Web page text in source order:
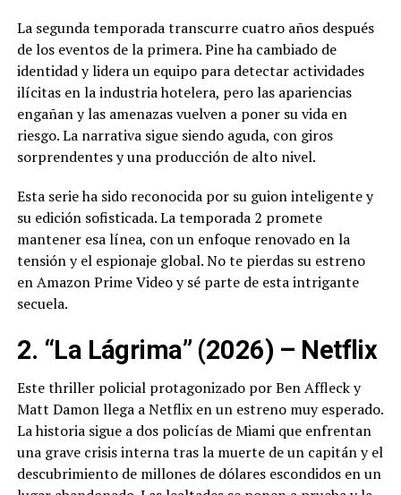
La segunda temporada transcurre cuatro años después
de los eventos de la primera. Pine ha cambiado de
identidad y lidera un equipo para detectar actividades
ilícitas en la industria hotelera, pero las apariencias
engañan y las amenazas vuelven a poner su vida en
riesgo. La narrativa sigue siendo aguda, con giros
sorprendentes y una producción de alto nivel.
Esta serie ha sido reconocida por su guion inteligente y
su edición sofisticada. La temporada 2 promete
mantener esa línea, con un enfoque renovado en la
tensión y el espionaje global. No te pierdas su estreno
en Amazon Prime Video y sé parte de esta intrigante
secuela.
2. “La Lágrima” (2026) – Netflix
Este thriller policial protagonizado por Ben Affleck y
Matt Damon llega a Netflix en un estreno muy esperado.
La historia sigue a dos policías de Miami que enfrentan
una grave crisis interna tras la muerte de un capitán y el
descubrimiento de millones de dólares escondidos en un